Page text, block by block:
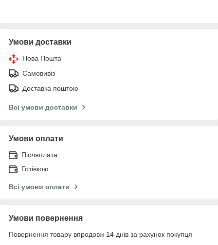
Умови доставки
Нова Пошта
Самовивіз
Доставка поштою
Всі умови доставки
Умови оплати
Післяплата
Готівкою
Всі умови оплати
Умови повернення
Повернення товару впродовж 14 днів за рахунок покупця